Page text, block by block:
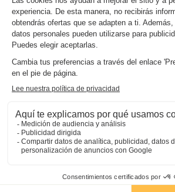
Aquitania,Léon (16 km de Soustons) Mapa
4.4 8.6 Excelente
Piscina cubierta y climatizada
Numerosos eventos
Cerca de las playas de las Landas